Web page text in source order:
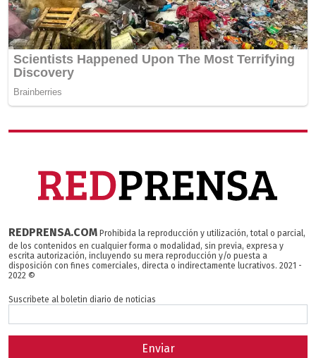
REDPRENSA.COM Prohibida la reproducción y utilización, total o parcial,
de los contenidos en cualquier forma o modalidad, sin previa, expresa y
escrita autorización, incluyendo su mera reproducción y/o puesta a
disposición con fines comerciales, directa o indirectamente lucrativos. 2021 -
2022 ©
Suscribete al boletin diario de noticias
Enviar